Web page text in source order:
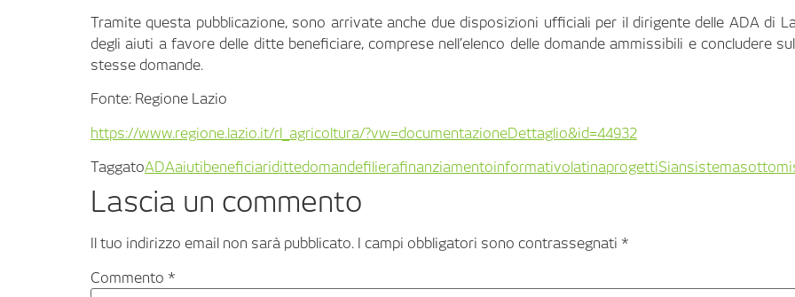
Tramite questa pubblicazione, sono arrivate anche due disposizioni ufficiali per il dirigente delle ADA di
degli aiuti a favore delle ditte beneficiare, comprese nell’elenco delle domande ammissibili e concludere
stesse domande.
Fonte: Regione Lazio
https://www.regione.lazio.it/rl_agricoltura/?vw=documentazioneDettaglio&id=44932
TaggatoADAaiutibeneficiaridittedomandefilierafinanziamentoinformativolatinaprogettiSiansistema
Lascia un commento
Il tuo indirizzo email non sarà pubblicato. I campi obbligatori sono contrassegnati *
Commento *